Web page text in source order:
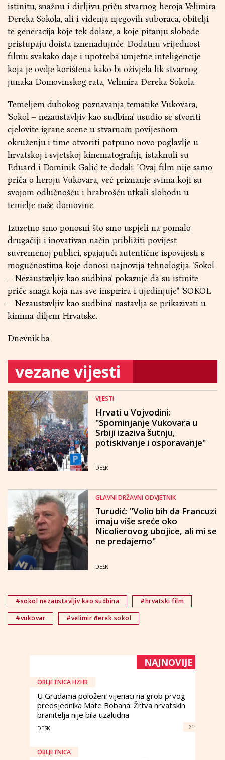
istinitu, snažnu i dirljivu priču stvarnog heroja Velimira
Đereka Sokola, ali i viđenja njegovih suboraca, obitelji
te generacija koje tek dolaze, a koje pitanju slobode
pristupaju doista iznenađujuće. Dodatnu vrijednost
filmu svakako daje i upotreba umjetne inteligencije
koja je ovdje korištena kako bi oživjela lik stvarnog
junaka Domovinskog rata, Velimira Đereka Sokola.
Temeljem dubokog poznavanja tematike Vukovara,
'Sokol – nezaustavljiv kao sudbina' usudio se stvoriti
cjelovite igrane scene u stvarnom povijesnom
okruženju i time otvoriti potpuno novo poglavlje u
hrvatskoj i svjetskoj kinematografiji, istaknuli su
Eduard i Dominik Galić te dodali: "Ovaj film nije samo
priča o heroju Vukovara, već priznanje svima koji su
svojom odlučnošću i hrabrošću utkali slobodu u
temelje naše domovine.
Izuzetno smo ponosni što smo uspjeli na pomalo
drugačiji i inovativan način približiti povijest
suvremenoj publici, spajajući autentične ispovijesti s
mogućnostima koje donosi najnovija tehnologija. 'Sokol
– Nezaustavljiv kao sudbina' pokazuje da su istinite
priče snaga koja nas sve inspirira i ujedinjuje". 'SOKOL
– Nezaustavljiv kao sudbina' nastavlja se prikazivati u
kinima diljem Hrvatske.
Dnevnik.ba
vezane vijesti
VIJESTI
Hrvati u Vojvodini:
"Spominjanje Vukovara u
Srbiji izaziva šutnju,
potiskivanje i osporavanje"
DESK
GLAVNI DRŽAVNI ODVJETNIK
Turudić: "Volio bih da Francuzi
imaju više sreće oko
Nicolierovog ubojice, ali mi se
ne predajemo"
DESK
#sokol nezaustavljiv kao sudbina
#hrvatski film
#vukovar
#velimir đerek sokol
NAJNOVIJE
OBLJETNICA HZHB
U Grudama položeni vijenaci na grob prvog
predsjednika Mate Bobana: Žrtva hrvatskih
branitelja nije bila uzaludna
DESK 21:
OBLJETNICA